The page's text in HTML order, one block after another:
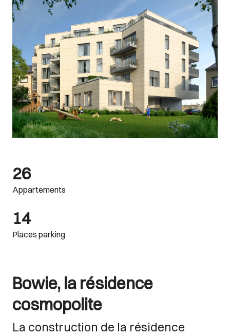
26
Appartements
14
Places parking
Bowie, la résidence
cosmopolite
La construction de la résidence